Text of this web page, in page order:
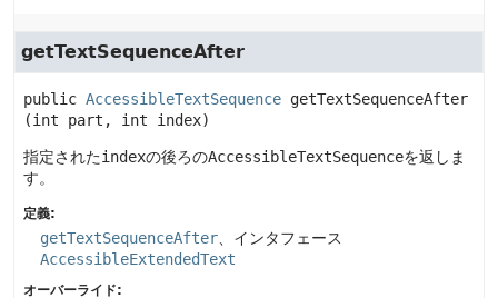
getTextSequenceAfter
public AccessibleTextSequence getTextSequenceAfter
(int part, int index)
指定されたindexの後ろのAccessibleTextSequenceを返しま
す。
定義:
getTextSequenceAfter 、インタフェース
AccessibleExtendedText
オーバーライド: